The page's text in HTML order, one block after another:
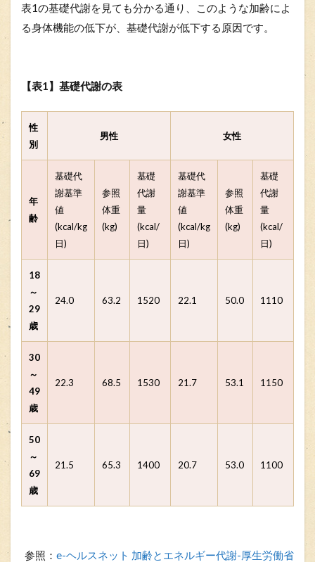
表1の基礎代謝を見ても分かる通り、このような加齢によ
る身体機能の低下が、基礎代謝が低下する原因です。
【表1】基礎代謝の表
性
別
男性 女性
年
齢
基礎代
謝基準
値
(kcal/kg
日)
参照
体重
(kg)
基礎
代謝
量
(kcal/
日)
基礎代
謝基準
値
(kcal/kg
日)
参照
体重
(kg)
基礎
代謝
量
(kcal/
日)
18
～
29
歳
24.0 63.2 1520 22.1 50.0 1110
30
～
49
歳
22.3 68.5 1530 21.7 53.1 1150
50
～
69
歳
21.5 65.3 1400 20.7 53.0 1100
参照： e-ヘルスネット 加齢とエネルギー代謝-厚生労働省